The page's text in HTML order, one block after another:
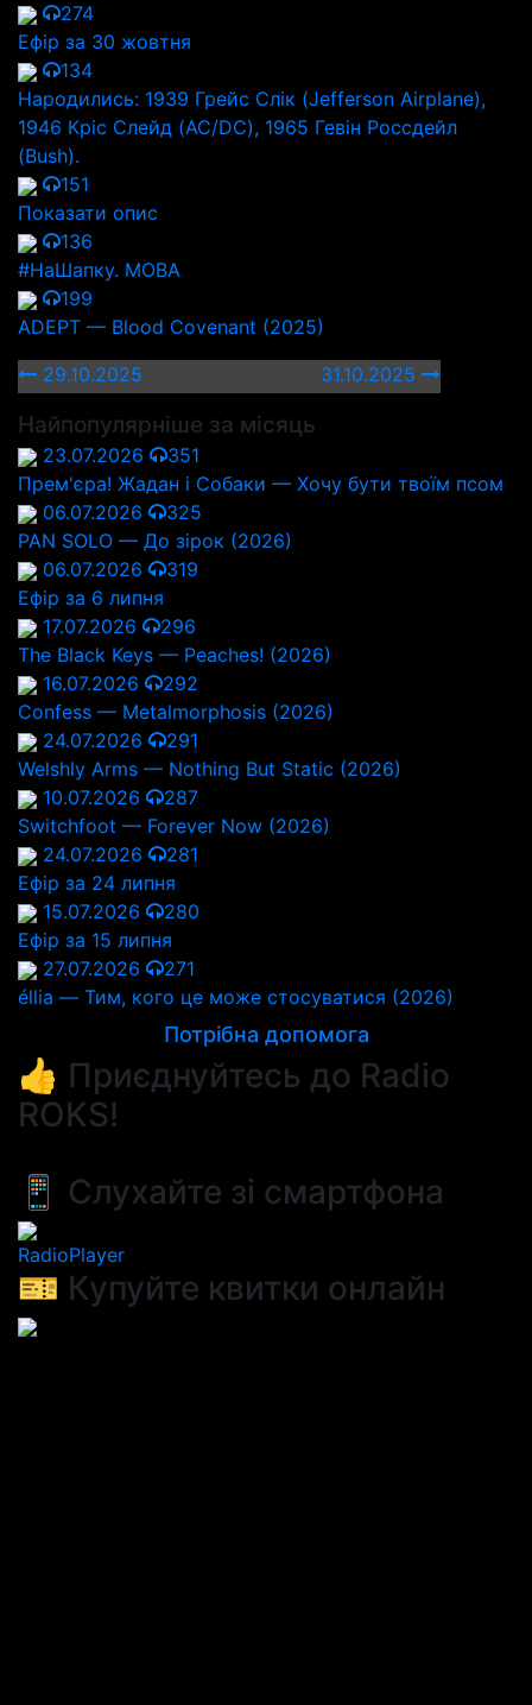
274
Ефір за 30 жовтня
134
Народились: 1939 Грейс Слік (Jefferson Airplane),
1946 Кріс Слейд (AC/DC), 1965 Гевін Россдейл
(Bush).
151
Показати опис
136
#НаШапку. МОВА
199
ADEPT — Blood Covenant (2025)
29.10.2025
31.10.2025
Найпопулярніше за місяць
23.07.2026
351
Прем'єра! Жадан і Собаки — Хочу бути твоїм псом
06.07.2026
325
PAN SOLO — До зірок (2026)
06.07.2026
319
Ефір за 6 липня
17.07.2026
296
The Black Keys — Peaches! (2026)
16.07.2026
292
Confess — Metalmorphosis (2026)
24.07.2026
291
Welshly Arms — Nothing But Static (2026)
10.07.2026
287
Switchfoot — Forever Now (2026)
24.07.2026
281
Ефір за 24 липня
15.07.2026
280
Ефір за 15 липня
27.07.2026
271
éllia — Тим, кого це може стосуватися (2026)
Потрібна допомога
👍 Приєднуйтесь до Radio
ROKS!
📱 Слухайте зі смартфона
RadioPlayer
🎫 Купуйте квитки онлайн